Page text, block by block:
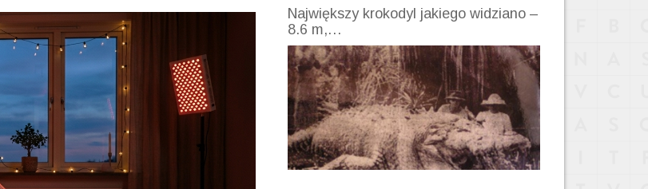
Największy krokodyl jakiego widziano –
8.6 m,…